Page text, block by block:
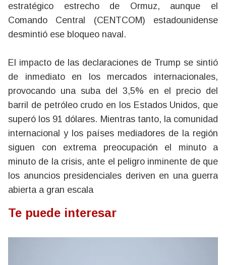
estratégico estrecho de Ormuz, aunque el
Comando Central (CENTCOM) estadounidense
desmintió ese bloqueo naval.
El impacto de las declaraciones de Trump se sintió
de inmediato en los mercados internacionales,
provocando una suba del 3,5% en el precio del
barril de petróleo crudo en los Estados Unidos, que
superó los 91 dólares. Mientras tanto, la comunidad
internacional y los países mediadores de la región
siguen con extrema preocupación el minuto a
minuto de la crisis, ante el peligro inminente de que
los anuncios presidenciales deriven en una guerra
abierta a gran escala
Te puede interesar